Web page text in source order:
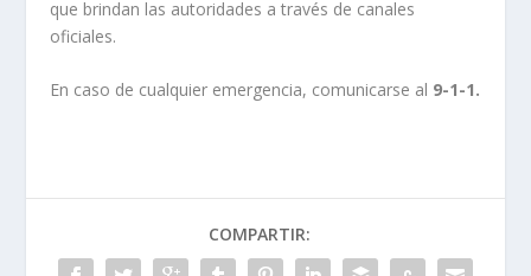
que brindan las autoridades a través de canales
oficiales.
En caso de cualquier emergencia, comunicarse al 9-1-1.
COMPARTIR: